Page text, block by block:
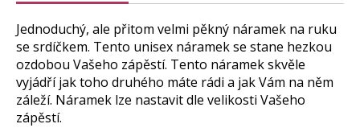
Jednoduchý, ale přitom velmi pěkný náramek na ruku
se srdíčkem. Tento unisex náramek se stane hezkou
ozdobou Vašeho zápěstí. Tento náramek skvěle
vyjádří jak toho druhého máte rádi a jak Vám na něm
záleží. Náramek lze nastavit dle velikosti Vašeho
zápěstí.